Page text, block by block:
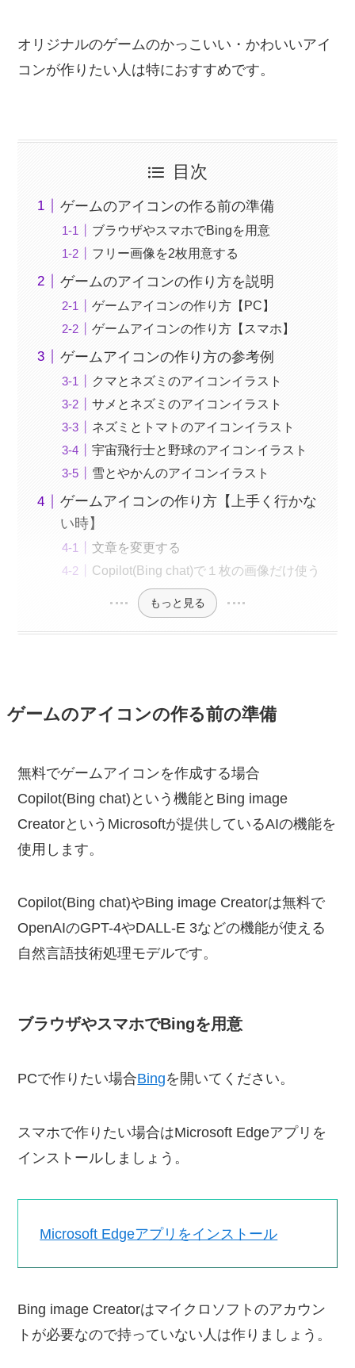
オリジナルのゲームのかっこいい・かわいいアイ
コンが作りたい人は特におすすめです。
目次
ゲームのアイコンの作る前の準備
ブラウザやスマホでBingを用意
フリー画像を2枚用意する
ゲームのアイコンの作り方を説明
ゲームアイコンの作り方【PC】
ゲームアイコンの作り方【スマホ】
ゲームアイコンの作り方の参考例
クマとネズミのアイコンイラスト
サメとネズミのアイコンイラスト
ネズミとトマトのアイコンイラスト
宇宙飛行士と野球のアイコンイラスト
雪とやかんのアイコンイラスト
ゲームアイコンの作り方【上手く行かな
い時】
文章を変更する
Copilot(Bing chat)で１枚の画像だけ使う
もっと見る
ゲームのアイコンの作る前の準備
無料でゲームアイコンを作成する場合
Copilot(Bing chat)という機能とBing image
CreatorというMicrosoftが提供しているAIの機能を
使用します。
Copilot(Bing chat)やBing image Creatorは無料で
OpenAIのGPT-4やDALL-E 3などの機能が使える
自然言語技術処理モデルです。
ブラウザやスマホでBingを用意
PCで作りたい場合Bingを開いてください。
スマホで作りたい場合はMicrosoft Edgeアプリを
インストールしましょう。
Microsoft Edgeアプリをインストール
Bing image Creatorはマイクロソフトのアカウン
トが必要なので持っていない人は作りましょう。